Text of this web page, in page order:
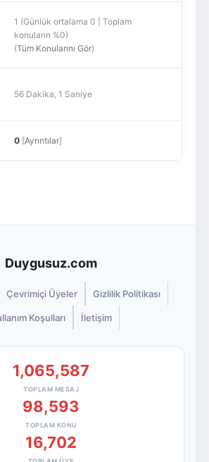
1 (Günlük ortalama 0 | Toplam
konuların %0)
(Tüm Konularını Gör)
56 Dakika, 1 Saniye
0[Ayrıntılar]
Duygusuz.com
Çevrimiçi Üyeler Gizlilik Politikası
Koşulları İletişim
1,065,587
TOPLAM MESAJ
98,593
TOPLAM KONU
16,702